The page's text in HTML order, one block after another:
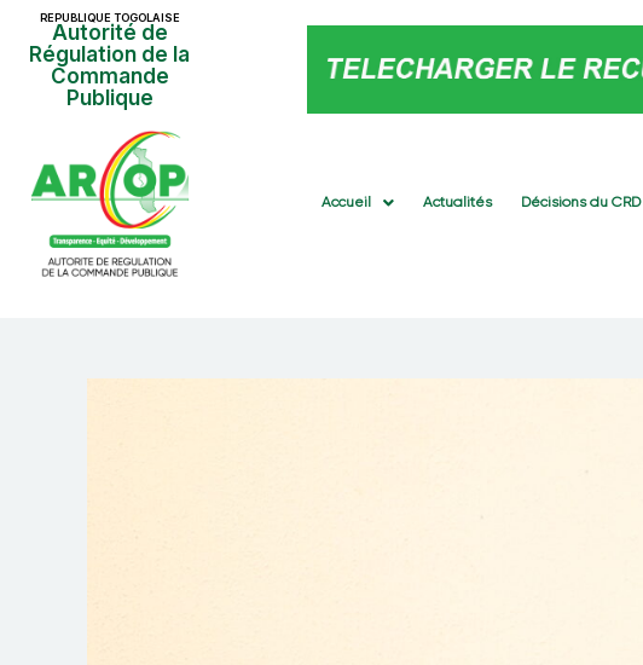
Autorité de
Régulation de la
Commande
Publique
REPUBLIQUE TOGOLAISE
Accueil Actualités Décisions du CRD